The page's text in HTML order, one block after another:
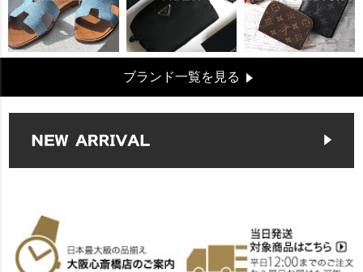
ブランド一覧を見る